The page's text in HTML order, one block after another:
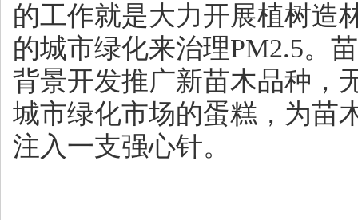
的工作就是大力开展植树造
的城市绿化来治理PM2.5。
背景开发推广新苗木品种，
城市绿化市场的蛋糕，为苗
注入一支强心针。